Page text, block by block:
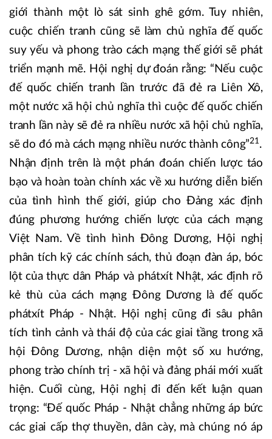
giới thành một lò sát sinh ghê gớm. Tuy nhiên,
cuộc chiến tranh cũng sẽ làm chủ nghĩa đế quốc
suy yếu và phong trào cách mạng thế giới sẽ phát
triển mạnh mẽ. Hội nghị dự đoán rằng: “Nếu cuộc
đế quốc chiến tranh lần trước đã đẻ ra Liên Xô,
một nước xã hội chủ nghĩa thì cuộc đế quốc chiến
tranh lần này sẽ đẻ ra nhiều nước xã hội chủ nghĩa,
sẽ do đó mà cách mạng nhiều nước thành công”21 .
Nhận định trên là một phán đoán chiến lược táo
bạo và hoàn toàn chính xác về xu hướng diễn biến
của tình hình thế giới, giúp cho Đảng xác định
đúng phương hướng chiến lược của cách mạng
Việt Nam. Về tình hình Đông Dương, Hội nghị
phân tích kỹ các chính sách, thủ đoạn đàn áp, bóc
lột của thực dân Pháp và phátxít Nhật, xác định rõ
kẻ thù của cách mạng Đông Dương là đế quốc
phátxít Pháp - Nhật. Hội nghị cũng đi sâu phân
tích tình cảnh và thái độ của các giai tầng trong xã
hội Đông Dương, nhận diện một số xu hướng,
phong trào chính trị - xã hội và đảng phái mới xuất
hiện. Cuối cùng, Hội nghị đi đến kết luận quan
trọng: “Đế quốc Pháp - Nhật chẳng những áp bức
các giai cấp thợ thuyền, dân cày, mà chúng nó áp